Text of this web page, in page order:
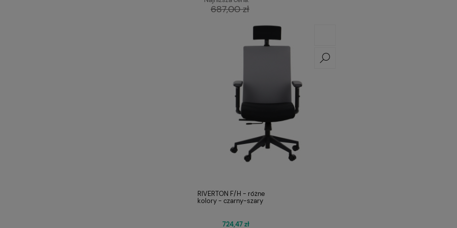
687,00 zł
RIVERTON F/H - różne
kolory - czarny-szary
724,47 zł